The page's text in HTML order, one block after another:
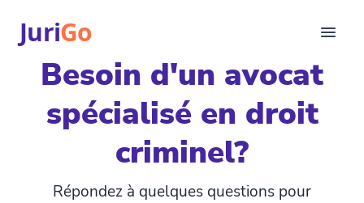
JuriGo
Consultation
Articles juridiques
Pour avocats
Besoin d'un avocat
spécialisé en droit
criminel?
Répondez à quelques questions pour